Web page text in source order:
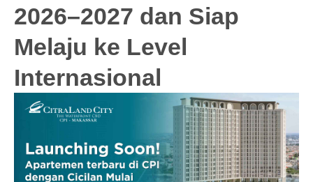
2026–2027 dan Siap
Melaju ke Level
Internasional